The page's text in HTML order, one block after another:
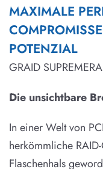
MAXIMALE
POTENZIAL
GRAID
Die unsichtbare
In einer Welt von
herkömmliche
Flaschenhals